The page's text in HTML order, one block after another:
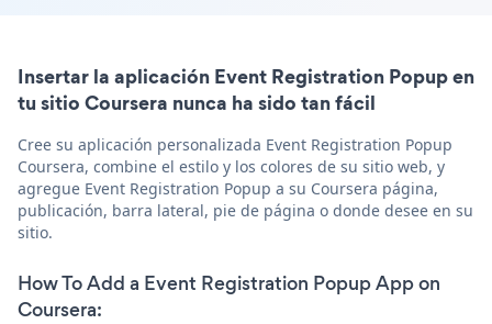
Insertar la aplicación Event Registration Popup en
tu sitio Coursera nunca ha sido tan fácil
Cree su aplicación personalizada Event Registration Popup
Coursera, combine el estilo y los colores de su sitio web, y
agregue Event Registration Popup a su Coursera página,
publicación, barra lateral, pie de página o donde desee en su
sitio.
How To Add a Event Registration Popup App on
Coursera: